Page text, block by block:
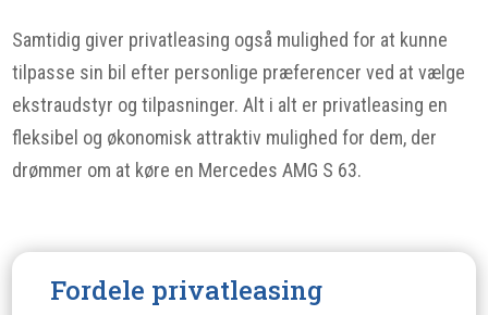
Samtidig giver privatleasing også mulighed for at kunne
tilpasse sin bil efter personlige præferencer ved at vælge
ekstraudstyr og tilpasninger. Alt i alt er privatleasing en
fleksibel og økonomisk attraktiv mulighed for dem, der
drømmer om at køre en Mercedes AMG S 63.
Fordele privatleasing